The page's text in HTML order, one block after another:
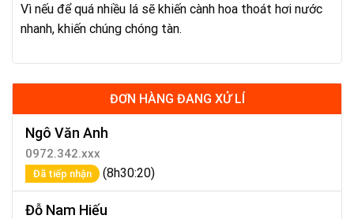
Vì nếu để quá nhiều lá sẽ khiến cành hoa thoát hơi nước
nhanh, khiến chúng chóng tàn.
ĐƠN HÀNG ĐANG XỬ LÍ
Ngô Văn Anh
0972.342.xxx
Đã tiếp nhận (8h30:20)
Đỗ Nam Hiếu